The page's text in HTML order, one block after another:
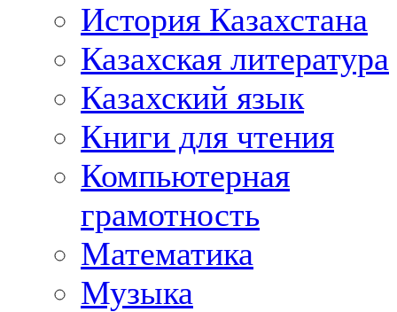
История Казахстана
Казахская литература
Казахский язык
Книги для чтения
Компьютерная
грамотность
Математика
Музыка